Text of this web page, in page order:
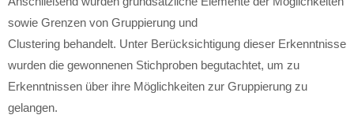
sowie Grenzen von Gruppierung und
Clustering behandelt. Unter Berücksichtigung dieser Erkenntnisse
wurden die gewonnenen Stichproben begutachtet, um zu
Erkenntnissen über ihre Möglichkeiten zur Gruppierung zu
gelangen.